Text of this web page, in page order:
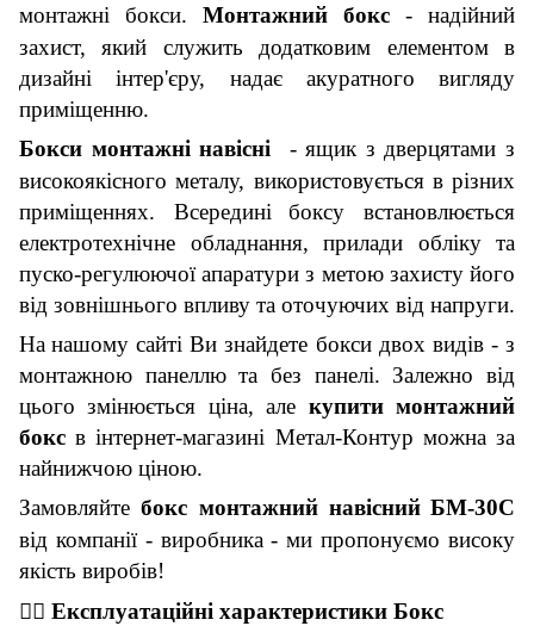
монтажні бокси. Монтажний бокс - надійний
захист, який служить додатковим елементом в
дизайні інтер'єру, надає акуратного вигляду
приміщенню.
Бокси монтажнінавісні - ящик з дверцятами з
високоякісного металу, використовується в різних
приміщеннях. Всередині боксувстановлюється
електротехнічне обладнання, прилади обліку та
пуско-регулюючої апаратури з метою захистуйого
від зовнішнього впливу та оточуючих від напруги.
На нашомусайті Ви знайдете бокси двох видів -з
монтажною панеллю та без панелі. Залежно від
цього змінюється ціна, але купити монтажний
бокс в інтернет-магазині Метал-Контур можна за
найнижчою ціною.
Замовляйтебокс монтажний навісний БМ-30C
від компанії- виробника - ми пропонуємо високу
якість виробів!
👇🏼 Експлуатаційні характеристики Бокс